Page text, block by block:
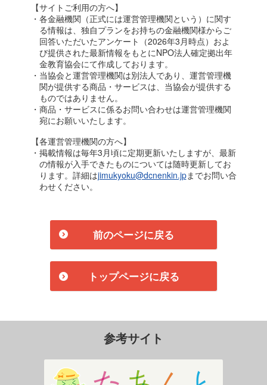
【サイトご利用の方へ】
・各金融機関（正式には運営管理機関という）に関す
る情報は、独自プランをお持ちの金融機関様からご
回答いただいたアンケート（2026年3月時点）およ
び提供された最新情報をもとにNPO法人確定拠出年
金教育協会にて作成しております。
・当協会と運営管理機関は別法人であり、運営管理機
関が提供する商品・サービスは、当協会が提供する
ものではありません。
・商品・サービスに係るお問い合わせは運営管理機関
宛にお願いいたします。
【各運営管理機関の方へ】
・掲載情報は毎年3月頃に定期更新いたしますが、最新
の情報が入手できたものについては随時更新してお
ります。詳細はjimukyoku@dcnenkin.jpまでお問い合
わせください。
前のページに戻る
トップページに戻る
参考サイト